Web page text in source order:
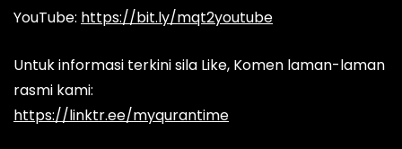
YouTube: https://bit.ly/mqt2youtube
Untuk informasi terkini sila Like, Komen laman-laman
rasmi kami:
https://linktr.ee/myqurantime